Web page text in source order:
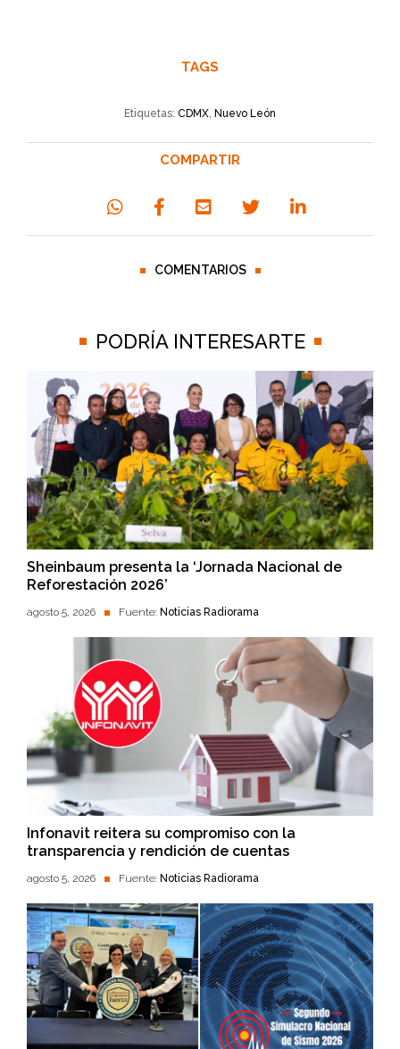
TAGS
Etiquetas: CDMX, Nuevo León
COMPARTIR
COMENTARIOS
PODRÍA INTERESARTE
Sheinbaum presenta la ‘Jornada Nacional de
Reforestación 2026’
agosto 5, 2026 Fuente: Noticias Radiorama
Infonavit reitera su compromiso con la
transparencia y rendición de cuentas
agosto 5, 2026 Fuente: Noticias Radiorama